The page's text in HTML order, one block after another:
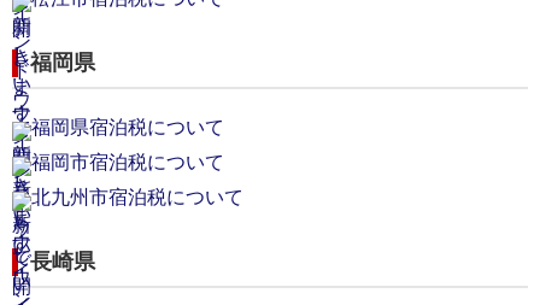
福岡県
福岡県宿泊税について
福岡市宿泊税について
北九州市宿泊税について
長崎県